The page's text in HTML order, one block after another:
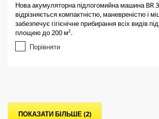
0
з
5
з
р
Нова акумуляторна підлогомийна машина BR
відрізняється компактністю, маневреністю і
забезпечує гігієнічне прибирання всіх видів
площею до 200 м².
Порівняти
ПОКАЗАТИ БІЛЬШЕ (2)